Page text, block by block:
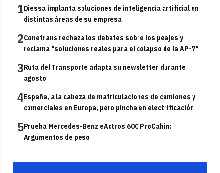
1Diessa implanta soluciones de inteligencia artificial en
distintas áreas de su empresa
2Conetrans rechaza los debates sobre los peajes y
reclama "soluciones reales para el colapso de la AP-7"
3Ruta del Transporte adapta su newsletter durante
agosto
4España, a la cabeza de matriculaciones de camiones y
comerciales en Europa, pero pincha en electrificación
5Prueba Mercedes-Benz eActros 600 ProCabin:
Argumentos de peso